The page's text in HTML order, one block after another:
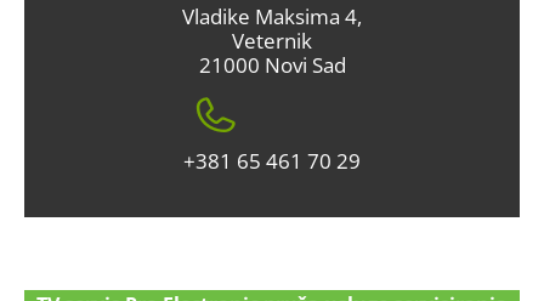
Vladike Maksima 4,
Veternik
21000 Novi Sad
+381 65 461 70 29